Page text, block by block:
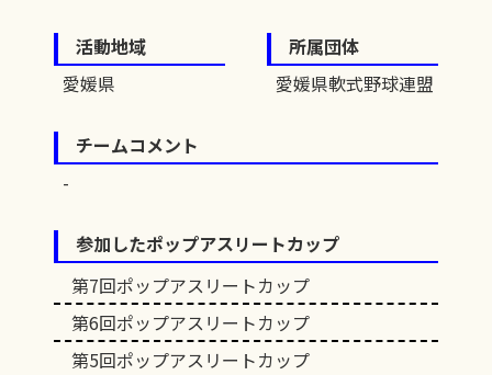
活動地域
愛媛県
所属団体
愛媛県軟式野球連盟
チームコメント
参加したポップアスリートカップ
第7回ポップアスリートカップ
第6回ポップアスリートカップ
第5回ポップアスリートカップ